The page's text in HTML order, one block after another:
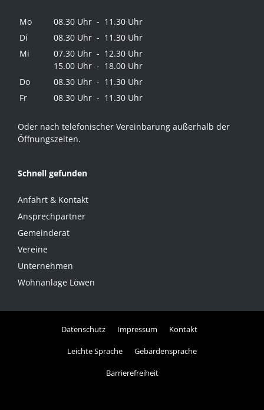
Mo
08.30 Uhr - 11.30 Uhr
Di
08.30 Uhr - 11.30 Uhr
Mi
07.30 Uhr - 12.30 Uhr
15.00 Uhr - 18.00 Uhr
Do
08.30 Uhr - 11.30 Uhr
Fr
08.30 Uhr - 11.30 Uhr
Oder nach telefonischer Vereinbarung außerhalb der
Öffnungszeiten.
Schnell gefunden
Anfahrt & Kontakt
Ansprechpartner
Gemeinderat
Vereine
Unternehmen
Wohnanlage Löwen
Datenschutz Impressum Kontakt
Leichte Sprache Gebärdensprache
Barrierefreiheit